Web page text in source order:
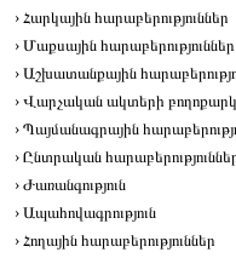
› Հարկային հարաբերություններ
› Մաքսային հարաբերություններ
› Աշխատանքային
› Վարչական ակտերի
› Պայմանագրային
› Ընտրական
› Ժառանգություն
› Ապահովագրություն
› Հողային հարաբերություններ